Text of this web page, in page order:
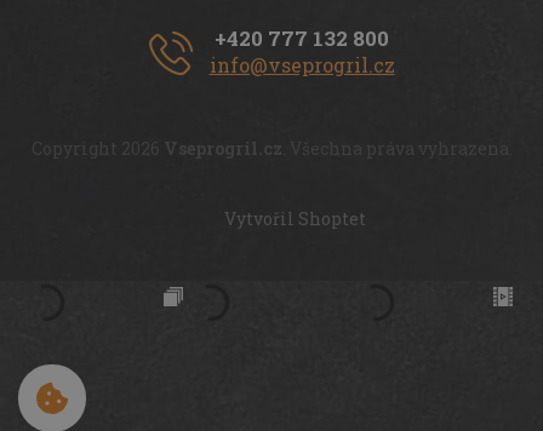
+420 777 132 800
info@vseprogril.cz
Vytvořil Shoptet
Copyright 2026 Vseprogril.cz . Všechna práva vyhrazena.
Cookies